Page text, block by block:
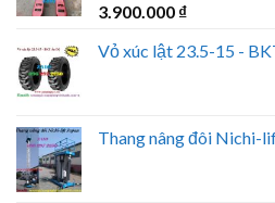
3.900.000 ₫
Vỏ xúc lật 23.5-15 -
Thang nâng đôi Nichi-